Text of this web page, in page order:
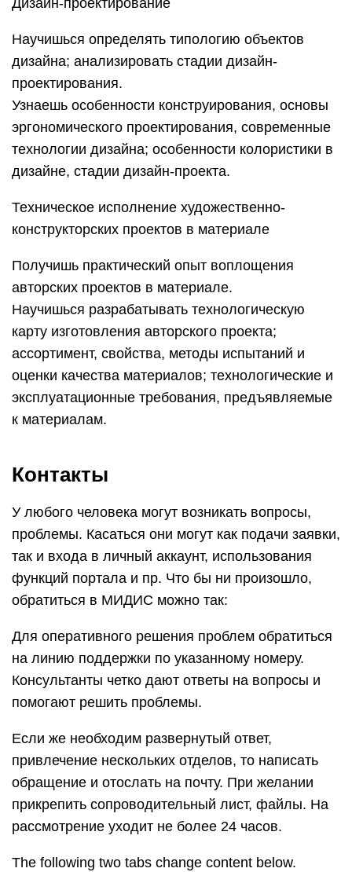
Дизайн-проектирование
Научишься определять типологию объектов
дизайна; анализировать стадии дизайн-
проектирования.
Узнаешь особенности конструирования, основы
эргономического проектирования, современные
технологии дизайна; особенности колористики в
дизайне, стадии дизайн-проекта.
Техническое исполнение художественно-
конструкторских проектов в материале
Получишь практический опыт воплощения
авторских проектов в материале.
Научишься разрабатывать технологическую
карту изготовления авторского проекта;
ассортимент, свойства, методы испытаний и
оценки качества материалов; технологические и
эксплуатационные требования, предъявляемые
к материалам.
Контакты
У любого человека могут возникать вопросы,
проблемы. Касаться они могут как подачи заявки,
так и входа в личный аккаунт, использования
функций портала и пр. Что бы ни произошло,
обратиться в МИДИС можно так:
Для оперативного решения проблем обратиться
на линию поддержки по указанному номеру.
Консультанты четко дают ответы на вопросы и
помогают решить проблемы.
Если же необходим развернутый ответ,
привлечение нескольких отделов, то написать
обращение и отослать на почту. При желании
прикрепить сопроводительный лист, файлы. На
рассмотрение уходит не более 24 часов.
The following two tabs change content below.